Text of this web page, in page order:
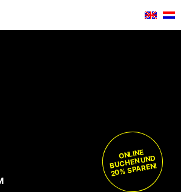
ONLINE
BUCHEN UND
20% SPAREN!